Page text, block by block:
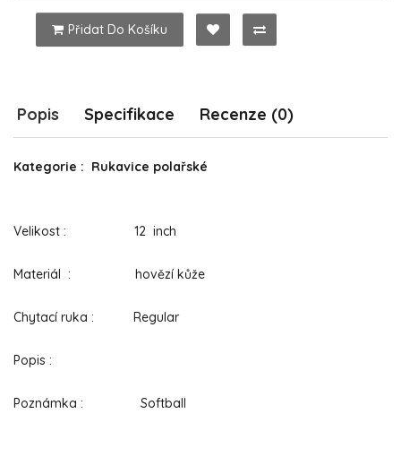
Přidat Do Košíku
Popis Specifikace Recenze (0)
Kategorie : Rukavice polařské
Velikost : 12 inch
Materiál : hovězí kůže
Chytací ruka : Regular
Popis :
Poznámka : Softball